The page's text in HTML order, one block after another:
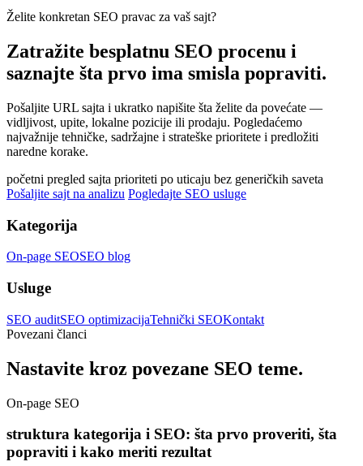
Želite konkretan SEO pravac za vaš sajt?
Zatražite besplatnu SEO procenu i
saznajte šta prvo ima smisla popraviti.
Pošaljite URL sajta i ukratko napišite šta želite da povećate —
vidljivost, upite, lokalne pozicije ili prodaju. Pogledaćemo
najvažnije tehničke, sadržajne i strateške prioritete i predložiti
naredne korake.
početni pregled sajta prioriteti po uticaju bez generičkih saveta
Pošaljite sajt na analizu Pogledajte SEO usluge
Kategorija
On-page SEOSEO blog
Usluge
SEO auditSEO optimizacijaTehnički SEOKontakt
Povezani članci
Nastavite kroz povezane SEO teme.
On-page SEO
struktura kategorija i SEO: šta prvo proveriti, šta
popraviti i kako meriti rezultat